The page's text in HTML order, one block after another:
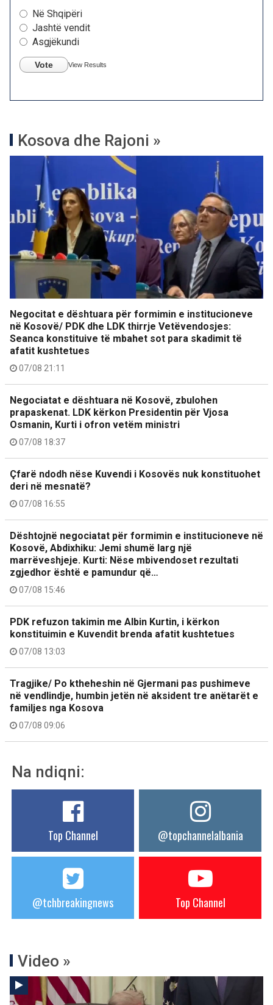
Në Shqipëri
Jashtë vendit
Asgjëkundi
Vote View Results
Kosova dhe Rajoni »
Negocitat e dështuara për formimin e institucioneve
në Kosovë/ PDK dhe LDK thirrje Vetëvendosjes:
Seanca konstituive të mbahet sot para skadimit të
afatit kushtetues
07/08 21:11
Negociatat e dështuara në Kosovë, zbulohen
prapaskenat. LDK kërkon Presidentin për Vjosa
Osmanin, Kurti i ofron vetëm ministri
07/08 18:37
Çfarë ndodh nëse Kuvendi i Kosovës nuk konstituohet
deri në mesnatë?
07/08 16:55
Dështojnë negociatat për formimin e institucioneve në
Kosovë, Abdixhiku: Jemi shumë larg një
marrëveshjeje. Kurti: Nëse mbivendoset rezultati
zgjedhor është e pamundur që…
07/08 15:46
PDK refuzon takimin me Albin Kurtin, i kërkon
konstituimin e Kuvendit brenda afatit kushtetues
07/08 13:03
Tragjike/ Po ktheheshin në Gjermani pas pushimeve
në vendlindje, humbin jetën në aksident tre anëtarët e
familjes nga Kosova
07/08 09:06
Na ndiqni:
Top Channel @topchannelalbania
@tchbreakingnews Top Channel
Video »